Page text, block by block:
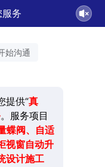
务
始沟通
提供“真
。服务项目
蝶阀、自适
视窗自动升
设计施工